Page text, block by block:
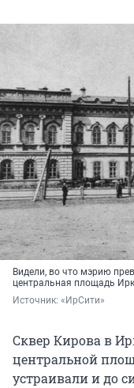
Видели, во что мэрию
центральная площадь
Источник: «ИрСити»
Сквер Кирова в
центральной
устраивали и до